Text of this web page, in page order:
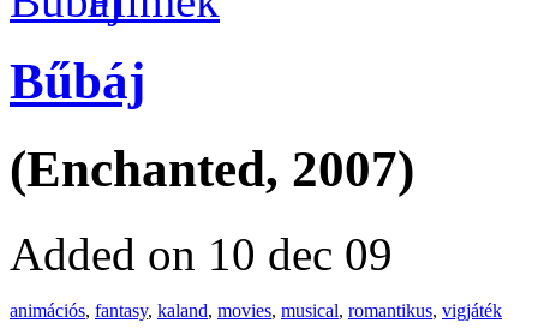
Bűbáj
(Enchanted, 2007)
Added on 10 dec 09
animációs, fantasy, kaland, movies, musical, romantikus, vigjáték